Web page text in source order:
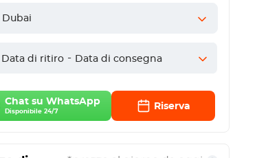
Dubai
Data di ritiro - Data di consegna
Chat su WhatsApp
Disponibile 24/7
Riserva